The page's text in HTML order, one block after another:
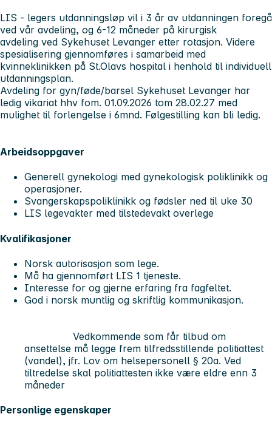
LIS - legers utdanningsløp vil i 3 år av utdanningen foregå
ved vår avdeling, og 6-12 måneder på kirurgisk
avdeling ved Sykehuset Levanger etter rotasjon. Videre
spesialisering gjennomføres i samarbeid med
kvinneklinikken på St.Olavs hospital i henhold til individuell
utdanningsplan.
Avdeling for gyn/føde/barsel Sykehuset Levanger har
ledig vikariat hhv fom. 01.09.2026 tom 28.02.27 med
mulighet til forlengelse i 6mnd. Følgestilling kan bli ledig.
Arbeidsoppgaver
Generell gynekologi med gynekologisk poliklinikk og
operasjoner.
Svangerskapspoliklinikk og fødsler ned til uke 30
LIS legevakter med tilstedevakt overlege
Kvalifikasjoner
Norsk autorisasjon som lege.
Må ha gjennomført LIS 1 tjeneste.
Interesse for og gjerne erfaring fra fagfeltet.
God i norsk muntlig og skriftlig kommunikasjon.
Vedkommende som får tilbud om
ansettelse må legge frem tilfredsstillende politiattest
(vandel), jfr. Lov om helsepersonell § 20a. Ved
tiltredelse skal politiattesten ikke være eldre enn 3
måneder
Personlige egenskaper